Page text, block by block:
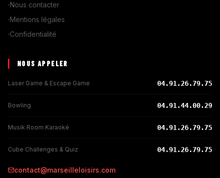
Nous contacter
Mentions légales
Confidentialité
NOUS APPELER
Laser Game & Escape Game 04.91.26.79.75
Bowling 04.91.44.00.29
Musik Room Karaoké 04.91.26.79.75
Cube Challenges & Quiz 04.91.26.79.75
contact@marseilleloisirs.com